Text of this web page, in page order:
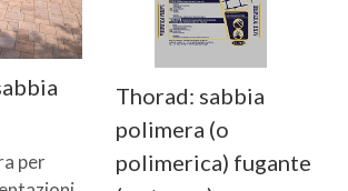
per
Thorad: sabbia
polimera (o
polimerica) fugante